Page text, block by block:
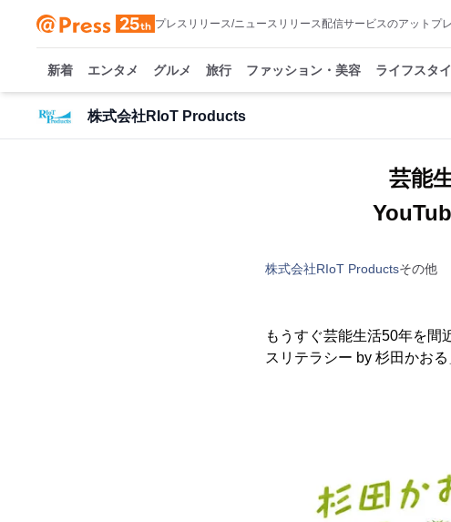
プレスリリース/ニュースリリース配信サービスのアットプ
新着 エンタメ グルメ 旅行 ファッション・美容 ライフスタ
株式会社RIoT Products
芸能
株式会社RIoT Productsその他
もうすぐ芸能生活50年を間
スリテラシー by 杉田かお